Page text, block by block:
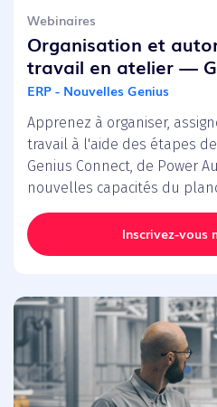
Webinaires
Organisation et
travail en atelier —
ERP - Nouvelles Genius
Apprenez à organiser,
travail à l'aide des étapes
Genius Connect, de Power
nouvelles capacités du
Inscrivez-vous